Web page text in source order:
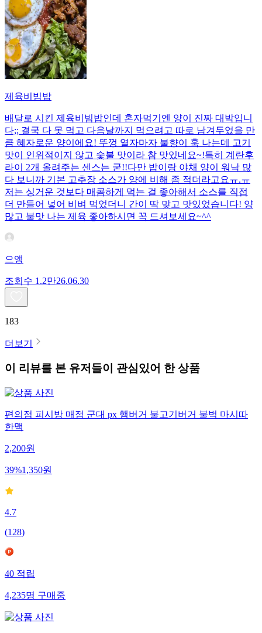
제육비빔밥
배달로 시킨 제육비빔밥인데 혼자먹기엔 양이 진짜 대박입니
다;; 결국 다 못 먹고 다음날까지 먹으려고 따로 남겨두었을 만
큼 혜자로운 양이에요! 뚜껑 열자마자 불향이 훅 나는데 고기
맛이 인위적이지 않고 숯불 맛이라 참 맛있네요~!특히 계란후
라이 2개 올려주는 센스는 굳!! ​다만 밥이랑 야채 양이 워낙 많
다 보니까 기본 고추장 소스가 양에 비해 좀 적더라고요ㅠ.ㅠ
저는 싱거운 것보다 매콤하게 먹는 걸 좋아해서 소스를 직접
더 만들어 넣어 비벼 먹었더니 간이 딱 맞고 맛있었습니다! 양
많고 불맛 나는 제육 좋아하시면 꼭 드셔보세요~^^
으앵
조회수 1.2만26.06.30
183
더보기
이 리뷰를 본 유저들이 관심있어 한 상품
편의점 피시방 매점 군대 px 햄버거 불고기버거 불벅 마시따
한맥
2,200원
39%1,350원
4.7
(128)
40 적립
4,235명 구매중